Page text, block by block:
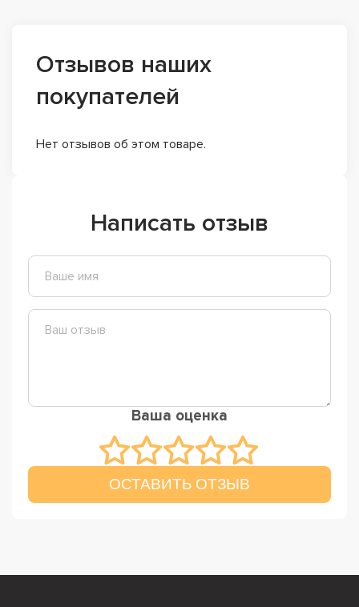
Отзывов наших
покупателей
Нет отзывов об этом товаре.
Написать отзыв
Ваша оценка
ОСТАВИТЬ ОТЗЫВ